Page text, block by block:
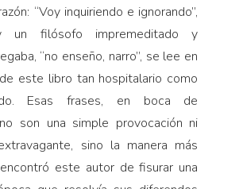
“Voy inquiriendo e ignorando”,
un filósofo impremeditado y
“no enseño, narro”, se lee en
este libro tan hospitalario como
Esas frases, en boca de
son una simple provocación ni
sino la manera más
este autor de fisurar una